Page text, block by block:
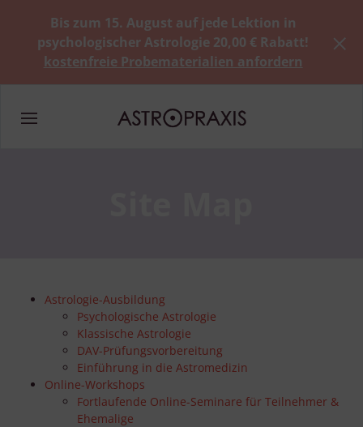
Bis zum 15. August auf jede Lektion in
psychologischer Astrologie 20,00 € Rabatt!
kostenfreie Probematerialien anfordern
Astrologie-Ausbildung
Psychologische Astrologie
Klassische Astrologie
DAV-Prüfungsvorbereitung
Einführung in die Astromedizin
Online-Workshops
Fortlaufende Online-Seminare für Teilnehmer &
Ehemalige